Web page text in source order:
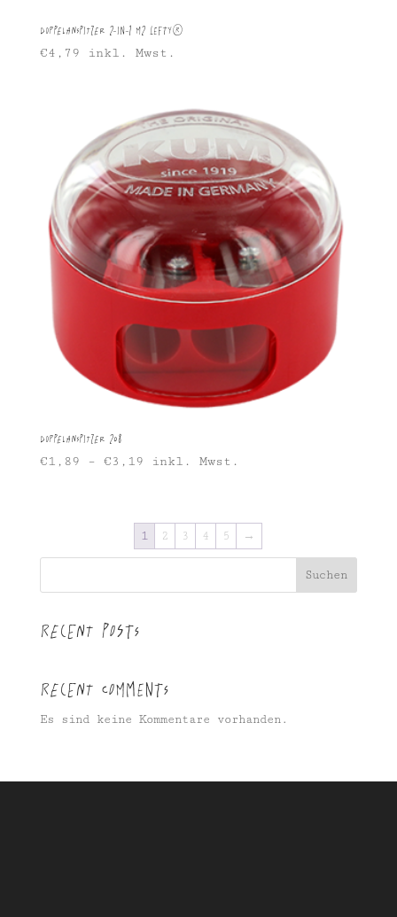
Doppelanspitzer 2-in-1 M2 Lefty®
€4,79 inkl. Mwst.
Doppelanspitzer 208
€1,89 – €3,19 inkl. Mwst.
1 2 3 4 5 →
Suchen
Recent Posts
Recent Comments
Es sind keine Kommentare vorhanden.